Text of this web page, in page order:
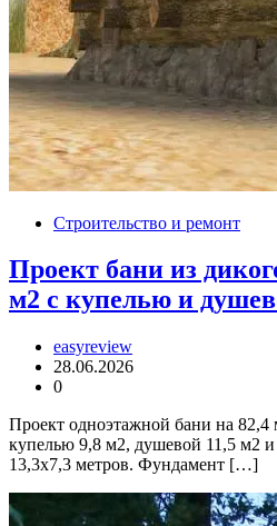
Строительство и ремонт
Проект бани из
м2 с купелью и
easyreview
28.06.2026
0
Проект одноэтажной бани на 82,4
купелью 9,8 м2, душевой 11,5 м2
13,3х7,3 метров. Фундамент […]